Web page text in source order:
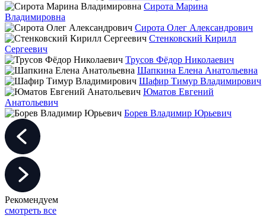
Сирота Марина
Владимировна
Сирота Олег Александрович
Стенковский Кирилл
Сергеевич
Трусов Фёдор Николаевич
Шапкина Елена Анатольевна
Шафир Тимур Владимирович
Юматов Евгений
Анатольевич
Борев Владимир Юрьевич
Рекомендуем
смотреть все